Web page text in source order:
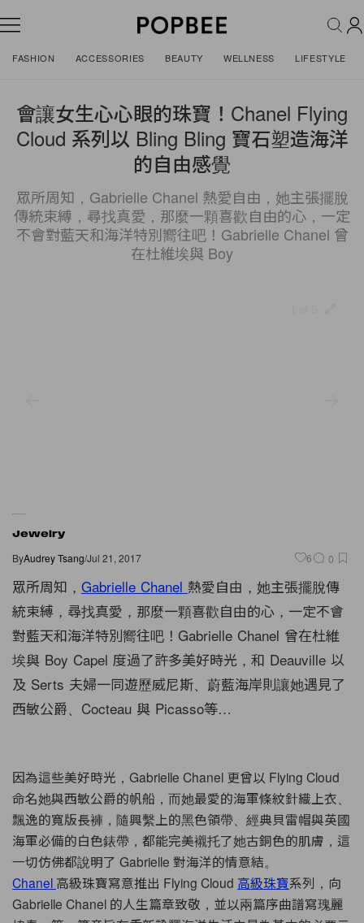
FASHION ACCESSORIES BEAUTY WELLNESS LIFESTYLE
會讓女生心心眼的珠寶！Chanel Flying
Cloud 系列以 Bling Bling 寶石塑造海洋
的自由感覺
眾所周知，Gabrielle Chanel 熱愛自由，她主張擺脫
傳統束縛，尋找真愛，那麼一顆喜歡自由的心，一定
不會對藍天和海洋特別嚮往吧！Gabrielle Chanel 曾
在杜維埃與 Boy
Jewelry
ByAudrey Tsang/Jul 21, 2017 6 0
眾所周知， Gabrielle Chanel 熱愛自由，她主張擺脫傳
統束縛，尋找真愛，那麼一顆喜歡自由的心，一定不會
對藍天和海洋特別嚮往吧！Gabrielle Chanel 曾在杜維
埃與 Boy Capel 度過了許多美好時光，和 Deauville 以
及 Serts 夫婦一同遊歷威尼斯、蔚藍海岸則讓她遇見了
西敏公爵、Cocteau 與 Picasso等…
因為這些美好時光，Gabrielle Chanel 更曾以 Flying Cloud
命名她與西敏公爵的帆船，而她最愛的海軍條紋針織上衣、
飄逸的寬版長褲，隨興繫上的黑色領帶、經典貝雷帽與英國
海軍必備的白色錶帶，都能完美襯托了她古銅色的肌膚，這
一切仿佛都說明了 Gabrielle 對海洋的情意結。
Chanel 高級珠寶寫意推出 Flying Cloud 高級珠寶系列，向
Gabrielle Chanel 的人生篇章致敬，並以兩篇序曲譜寫瑰麗